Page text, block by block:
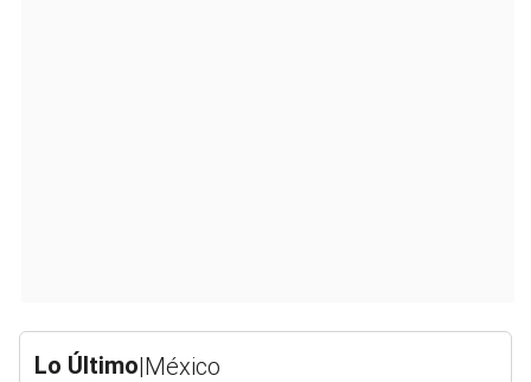
Lo Último|México